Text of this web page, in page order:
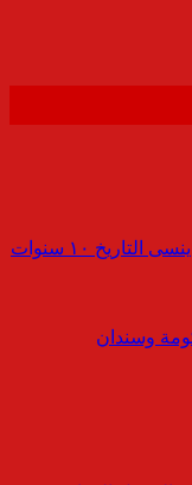
كلمة حق : د.شاكر أديت ماعليك .. لن ينسى التاريخ ١٠ سنوات
وسندان